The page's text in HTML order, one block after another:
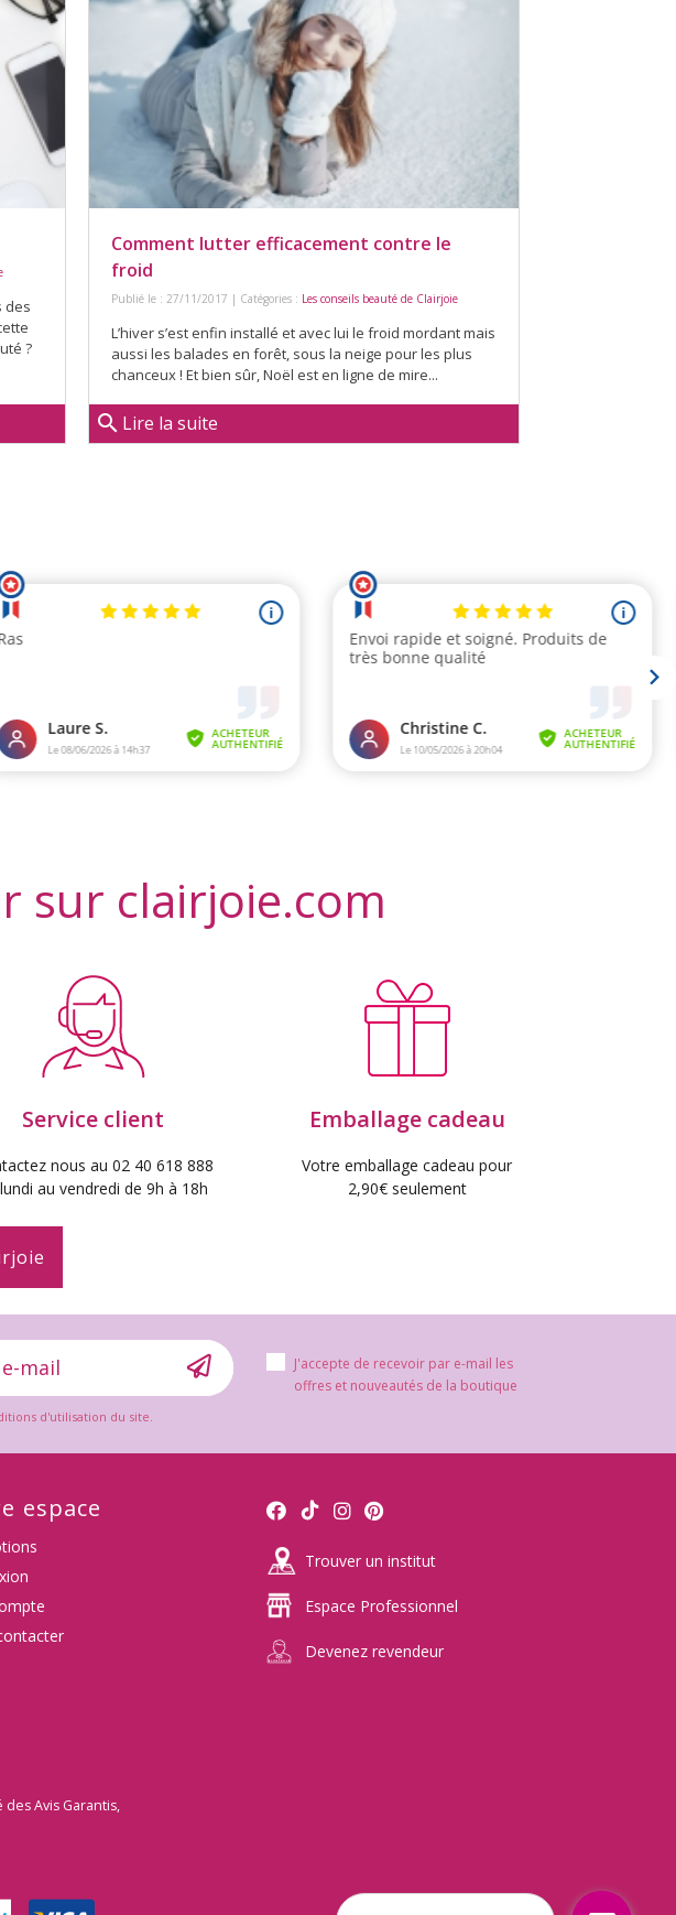
des
?
Comment lutter efficacement contre le
froid
Publié le : 27/11/2017 | Catégories : Les conseils beauté de Clairjoie
L’hiver s’est enfin installé et avec lui le froid mordant mais
aussi les balades en forêt, sous la neige pour les plus
chanceux ! Et bien sûr, Noël est en ligne de mire...
search Lire la suite
sur clairjoie.com
Service client
nous au 02 40 618 888
au vendredi de 9h à 18h
Emballage cadeau
Votre emballage cadeau pour
2,90€ seulement
J'accepte de recevoir par e-mail les
offres et nouveautés de la boutique
d'utilisation du site.
espace
Trouver un institut
Espace Professionnel
Devenez revendeur
Avis Garantis,